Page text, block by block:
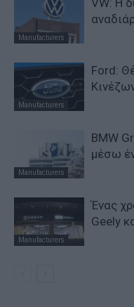
Manufacturers
Manufacturers
Ford:
Manufacturers
BMW
μέσω
Manufacturers
Ένας
Geely